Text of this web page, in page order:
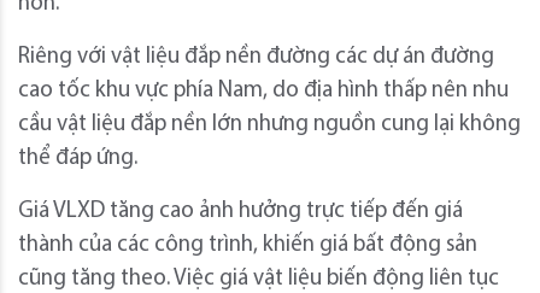
hơn.
Riêng với vật liệu đắp nền đường các dự án đường
cao tốc khu vực phía Nam, do địa hình thấp nên nhu
cầu vật liệu đắp nền lớn nhưng nguồn cung lại không
thể đáp ứng.
Giá VLXD tăng cao ảnh hưởng trực tiếp đến giá
thành của các công trình, khiến giá bất động sản
cũng tăng theo. Việc giá vật liệu biến động liên tục